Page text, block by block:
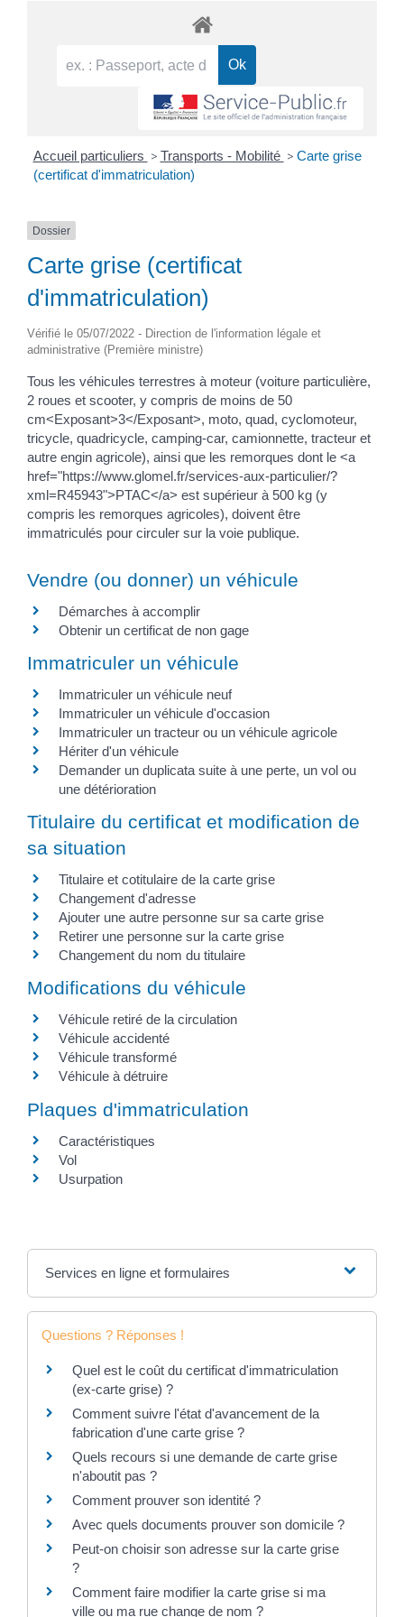
Accueil particuliers > Transports - Mobilité > Carte grise
(certificat d'immatriculation)
Dossier
Carte grise (certificat
d'immatriculation)
Vérifié le 05/07/2022 - Direction de l'information légale et
administrative (Première ministre)
Tous les véhicules terrestres à moteur (voiture particulière,
2 roues et scooter, y compris de moins de 50
cm<Exposant>3</Exposant>, moto, quad, cyclomoteur,
tricycle, quadricycle, camping-car, camionnette, tracteur et
autre engin agricole), ainsi que les remorques dont le <a
href="https://www.glomel.fr/services-aux-particulier/?
xml=R45943">PTAC</a> est supérieur à 500 kg (y
compris les remorques agricoles), doivent être
immatriculés pour circuler sur la voie publique.
Vendre (ou donner) un véhicule
Démarches à accomplir
Obtenir un certificat de non gage
Immatriculer un véhicule
Immatriculer un véhicule neuf
Immatriculer un véhicule d'occasion
Immatriculer un tracteur ou un véhicule agricole
Hériter d'un véhicule
Demander un duplicata suite à une perte, un vol ou
une détérioration
Titulaire du certificat et modification de
sa situation
Titulaire et cotitulaire de la carte grise
Changement d'adresse
Ajouter une autre personne sur sa carte grise
Retirer une personne sur la carte grise
Changement du nom du titulaire
Modifications du véhicule
Véhicule retiré de la circulation
Véhicule accidenté
Véhicule transformé
Véhicule à détruire
Plaques d'immatriculation
Caractéristiques
Vol
Usurpation
Services en ligne et formulaires
Questions ? Réponses !
Quel est le coût du certificat d'immatriculation
(ex-carte grise) ?
Comment suivre l'état d'avancement de la
fabrication d'une carte grise ?
Quels recours si une demande de carte grise
n'aboutit pas ?
Comment prouver son identité ?
Avec quels documents prouver son domicile ?
Peut-on choisir son adresse sur la carte grise
?
Comment faire modifier la carte grise si ma
ville ou ma rue change de nom ?